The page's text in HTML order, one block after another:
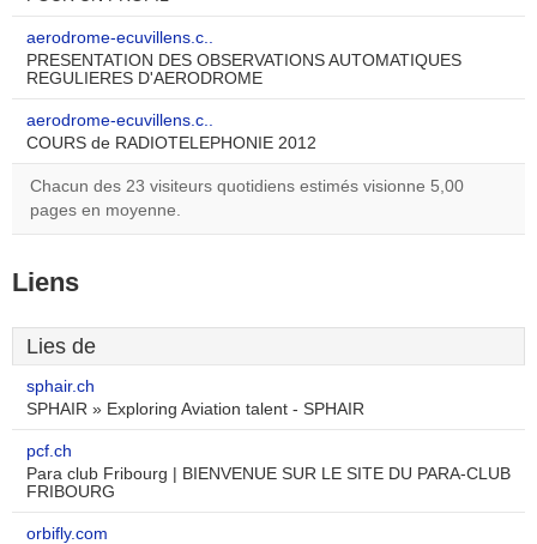
aerodrome-ecuvillens.c..
PRESENTATION DES OBSERVATIONS AUTOMATIQUES
REGULIERES D'AERODROME
aerodrome-ecuvillens.c..
COURS de RADIOTELEPHONIE 2012
Chacun des 23 visiteurs quotidiens estimés visionne 5,00
pages en moyenne.
Liens
Lies de
sphair.ch
SPHAIR » Exploring Aviation talent - SPHAIR
pcf.ch
Para club Fribourg | BIENVENUE SUR LE SITE DU PARA-CLUB
FRIBOURG
orbifly.com